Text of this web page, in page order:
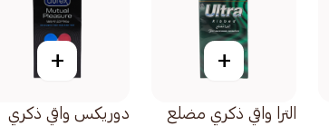
+
الترا واقي ذكري مضلع
+
دوريكس واقي ذكري